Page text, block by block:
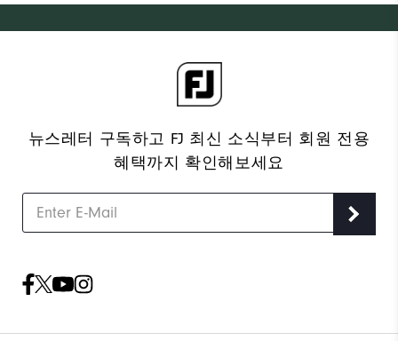
뉴스레터 구독하고 FJ 최신 소식부터 회원 전용
혜택까지 확인해보세요